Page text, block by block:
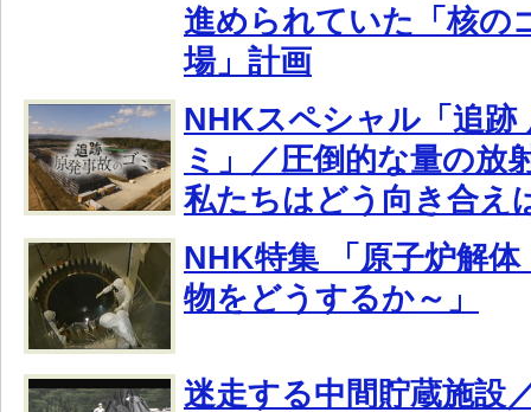
進められていた「核の
場」計画
NHKスペシャル「追跡
ミ」／圧倒的な量の放
私たちはどう向き合え
NHK特集 「原子炉解体
物をどうするか～」
迷走する中間貯蔵施設